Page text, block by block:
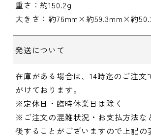
重さ：約150.2g
大きさ：約76mm×約59.3mm×約
発送について
在庫がある場合は、14時迄のご注文
がけております。
※定休日・臨時休業日は除く
※ご注文の混雑状況・お支払方法な
後することがございますので上記の